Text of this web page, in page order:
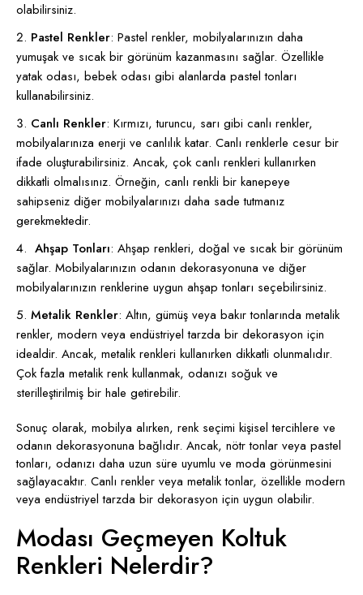
olabilirsiniz.
Pastel Renkler: Pastel renkler, mobilyalarınızın daha
yumuşak ve sıcak bir görünüm kazanmasını sağlar. Özellikle
yatak odası, bebek odası gibi alanlarda pastel tonları
kullanabilirsiniz.
Canlı Renkler: Kırmızı, turuncu, sarı gibi canlı renkler,
mobilyalarınıza enerji ve canlılık katar. Canlı renklerle cesur bir
ifade oluşturabilirsiniz. Ancak, çok canlı renkleri kullanırken
dikkatli olmalısınız. Örneğin, canlı renkli bir kanepeye
sahipseniz diğer mobilyalarınızı daha sade tutmanız
gerekmektedir.
Ahşap Tonları: Ahşap renkleri, doğal ve sıcak bir görünüm
sağlar. Mobilyalarınızın odanın dekorasyonuna ve diğer
mobilyalarınızın renklerine uygun ahşap tonları seçebilirsiniz.
Metalik Renkler: Altın, gümüş veya bakır tonlarında metalik
renkler, modern veya endüstriyel tarzda bir dekorasyon için
idealdir. Ancak, metalik renkleri kullanırken dikkatli olunmalıdır.
Çok fazla metalik renk kullanmak, odanızı soğuk ve
sterilleştirilmiş bir hale getirebilir.
Sonuç olarak, mobilya alırken, renk seçimi kişisel tercihlere ve
odanın dekorasyonuna bağlıdır. Ancak, nötr tonlar veya pastel
tonları, odanızı daha uzun süre uyumlu ve moda görünmesini
sağlayacaktır. Canlı renkler veya metalik tonlar, özellikle modern
veya endüstriyel tarzda bir dekorasyon için uygun olabilir.
Modası Geçmeyen Koltuk
Renkleri Nelerdir?